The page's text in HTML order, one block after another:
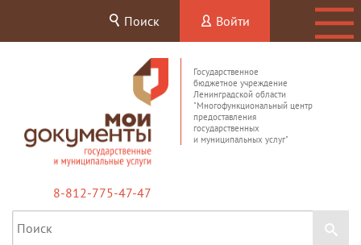
Поиск Войти
Государственное
бюджетное учреждение
Ленинградской области
"Многофункциональный центр
предоставления
государственных
и муниципальных услуг"
8-812-775-47-47